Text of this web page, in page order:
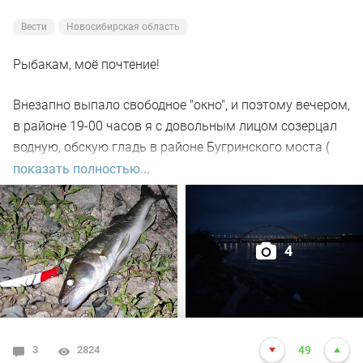
Вести Новосибирская область
Рыбакам, моё почтение!
Внезапно выпало свободное "окно", и поэтому вечером,
в районе 19-00 часов я с довольным лицом созерцал
водную, обскую гладь в районе Бугринского моста (
правый берег).
Отдыхающего люда просто тьма, и на берегу ,и на
воде. Сапы, катера, гидроциклы всяких мастей
поднимали нехилую волну до самой темноты.
По сути: рыбалил только на спиннинг, помощниками
выступили "вертушки" и воблера.
С вечера поклёвок не увидел. Наступило тёмное время.
показать полностью...
4
3 2824 49